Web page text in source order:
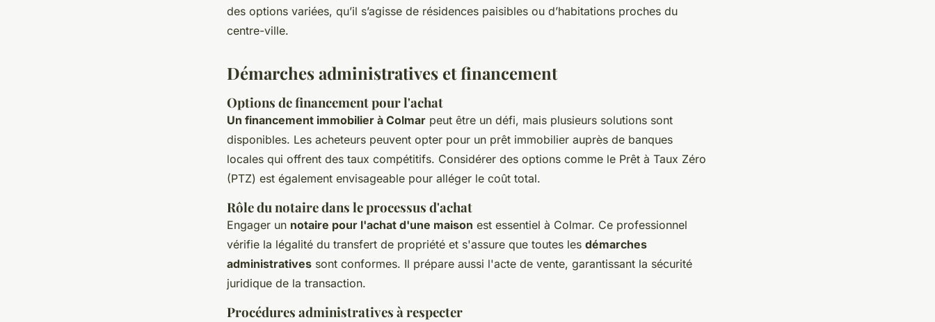
des options variées, qu’il s’agisse de résidences paisibles ou d’habitations proches du
centre-ville.
Démarches administratives et financement
Options de financement pour l'achat
Un financement immobilier à Colmar peut être un défi, mais plusieurs solutions sont
disponibles. Les acheteurs peuvent opter pour un prêt immobilier auprès de banques
locales qui offrent des taux compétitifs. Considérer des options comme le Prêt à Taux Zéro
(PTZ) est également envisageable pour alléger le coût total.
Rôle du notaire dans le processus d'achat
Engager un notaire pour l'achat d'une maison est essentiel à Colmar. Ce professionnel
vérifie la légalité du transfert de propriété et s'assure que toutes les démarches
administratives sont conformes. Il prépare aussi l'acte de vente, garantissant la sécurité
juridique de la transaction.
Procédures administratives à respecter